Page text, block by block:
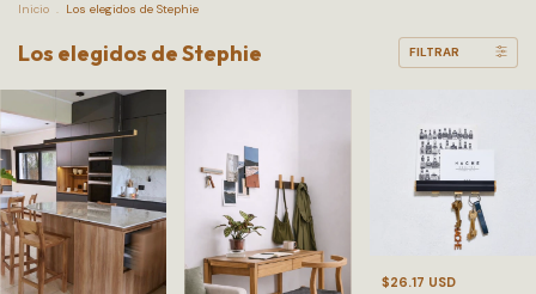
Inicio . Los elegidos de Stephie
Los elegidos de Stephie FILTRAR
$26.17 USD